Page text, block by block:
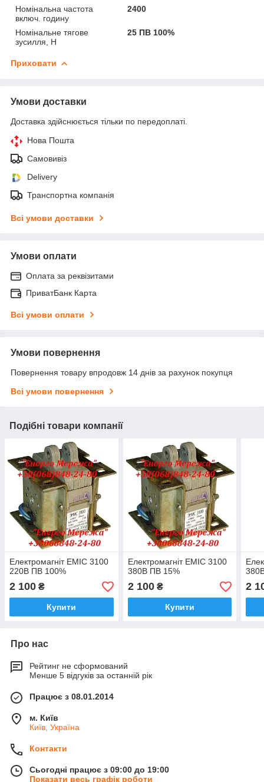
Номінальна частота
включ. годину
2400
Номінальне тягове
зусилля, Н
25 ПВ 100%
Приховати
Умови доставки
Доставка здійснюється тільки по передоплаті.
Нова Пошта
Самовивіз
Delivery
Транспортна компанія
Всі умови доставки
Умови оплати
Оплата за реквізитами
ПриватБанк Карта
Всі умови оплати
Умови повернення
Повернення товару впродовж 14 днів за рахунок покупця
Всі умови повернення
Подібні товари компанії
Електромагніт ЕМІС 3100
220В ПВ 100%
2 100 ₴
Купити
Електромагніт ЕМІС 3100
380В ПВ 15%
2 100₴
Купити
2
Про нас
Рейтинг не сформований
Менше 5 відгуків за останній рік
Працює з 08.01.2014
м. Київ
Київ, Україна
Контакти
Сьогодні працює з 09:00 до 19:00
Показати весь графік роботи